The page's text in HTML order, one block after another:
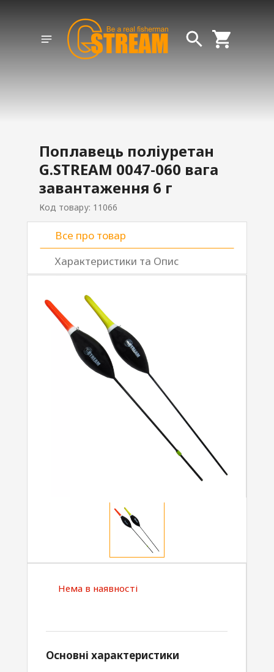
Поплавець поліуретан
G.STREAM 0047-060 вага
завантаження 6 г
Код товару: 11066
Все про товар
Характеристики та Опис
Нема в наявності
Основні характеристики